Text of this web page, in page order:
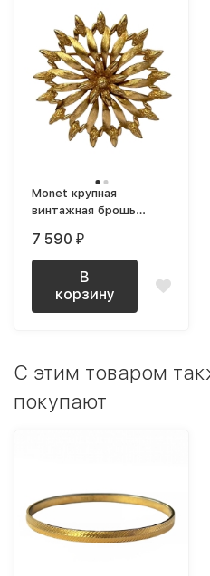
Monet крупная
винтажная брошь
7 590 ₽
В
корзину
C этим товаром
покупают